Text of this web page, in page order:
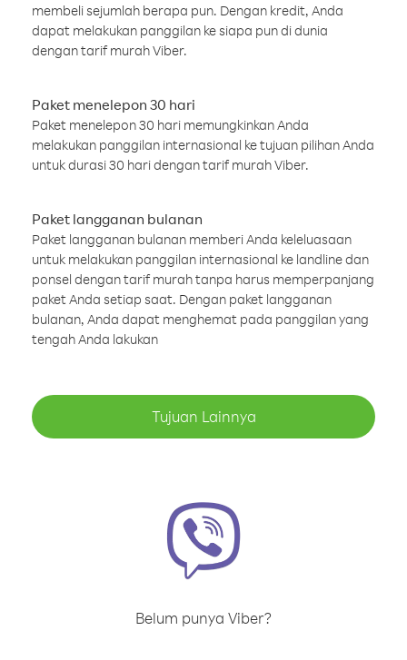
membeli sejumlah berapa pun. Dengan kredit, Anda
dapat melakukan panggilan ke siapa pun di dunia
dengan tarif murah Viber.
Paket menelepon 30 hari
Paket menelepon 30 hari memungkinkan Anda
melakukan panggilan internasional ke tujuan pilihan Anda
untuk durasi 30 hari dengan tarif murah Viber.
Paket langganan bulanan
Paket langganan bulanan memberi Anda keleluasaan
untuk melakukan panggilan internasional ke landline dan
ponsel dengan tarif murah tanpa harus memperpanjang
paket Anda setiap saat. Dengan paket langganan
bulanan, Anda dapat menghemat pada panggilan yang
tengah Anda lakukan
Tujuan Lainnya
Belum punya Viber?